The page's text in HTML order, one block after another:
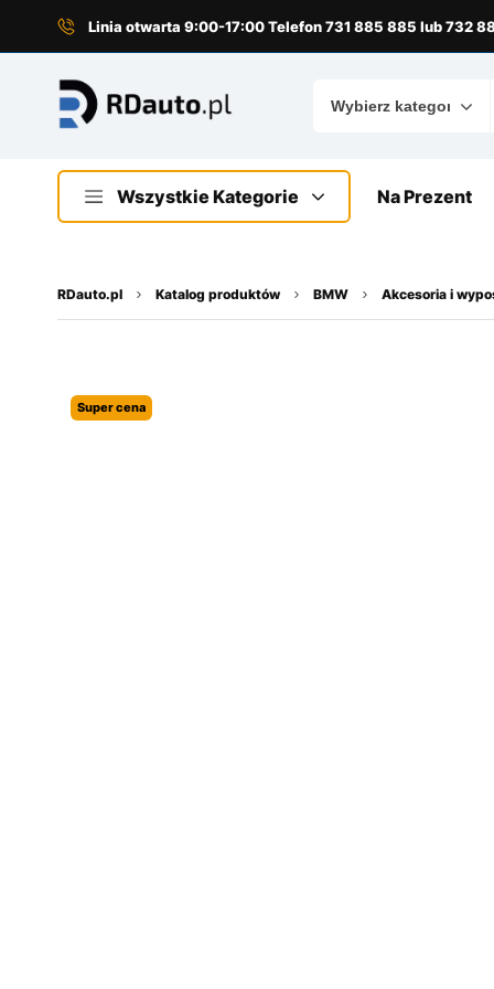
Linia otwarta 9:00-17:00 Telefon 731 885 885 lub 732
Wszystkie Kategorie Na Prezent
RDauto.pl Katalog produktów BMW Akcesoria i
Super cena